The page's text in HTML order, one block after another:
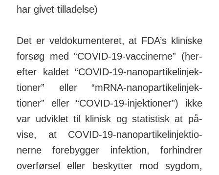
har givet til­ladelse)
Det er vel­do­ku­men­teret, at FDA’s kli­niske
forsøg med “COVID-19-vac­ci­nerne” (her­
efter kaldet “COVID-19-nano­par­ti­kel­in­jek­
tioner” eller “mRNA-nano­par­ti­kel­in­jek­
tioner” eller “COVID-19-in­jek­tioner”) ikke
var ud­viklet til kli­nisk og sta­tis­tisk at på­
vise, at COVID-19-nano­par­ti­kel­in­jek­tio­
nerne fore­bygger in­fek­tion, for­hindrer
over­førsel eller be­skytter mod sygdom,